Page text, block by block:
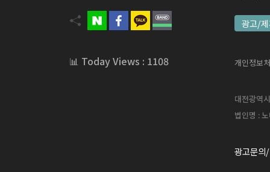
📊 Today Views : 1108
광고/
개인정보
대전광역
법인명 :
광고문의